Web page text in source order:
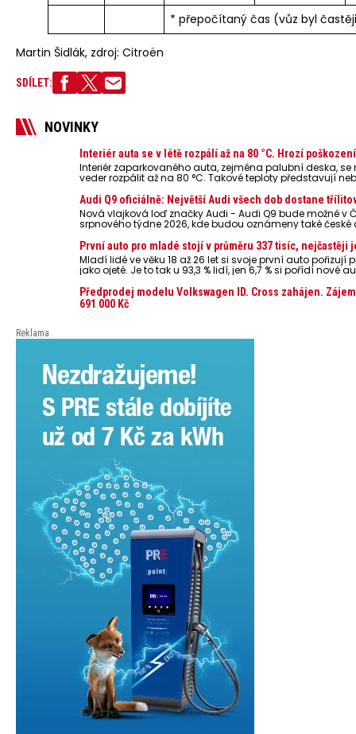
* přepočítaný čas (vůz byl
Martin Šidlák, zdroj: Citroën
SDÍLET:
NOVINKY
Interiér auta se v létě rozpálí až na 80 °C. Hrozí
Interiér zaparkovaného auta, zejména palubní deska,
veder rozpálit až na 80 °C. Takové teploty představují
případech i zvýšit riziko požáru.
Audi Q9 oficiálně: Největší Audi všech dob dostane
Nová vlajková loď značky Audi - Audi Q9 bude možné v
srpnového týdne 2026, kde budou oznámeny také české
První auto pro mladé stojí v průměru 337 tisíc, nejčastěji
Mladí lidé ve věku 18 až 26 let si svoje první auto
jako ojeté. Je to tak u 93,3 % lidí, jen 6,7 % si pořídí nové
dat Leasingu České spořitelny za posledních 10 let
Předprodej modelu Volkswagen ID. Cross zahájen.
691 000 Kč
Reklama